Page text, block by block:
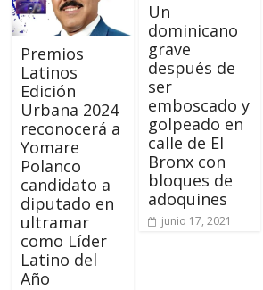
Premios
Latinos
Edición
Urbana 2024
reconocerá a
Yomare
Polanco
candidato a
diputado en
ultramar
como Líder
Latino del
Año
Un
dominicano
grave
después de
ser
emboscado y
golpeado en
calle de El
Bronx con
bloques de
adoquines
junio 17, 2021